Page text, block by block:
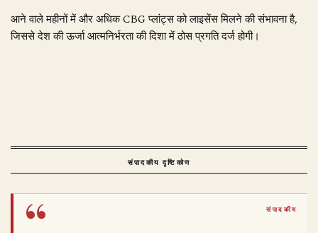
आने वाले महीनों में और अधिक CBG प्लांट्स को लाइसेंस मिलने की संभावना है,
जिससे देश की ऊर्जा आत्मनिर्भरता की दिशा में ठोस प्रगति दर्ज होगी।
संपादकीय दृष्टिकोण